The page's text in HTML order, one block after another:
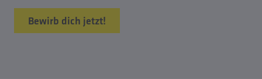
Bewirb dich jetzt!